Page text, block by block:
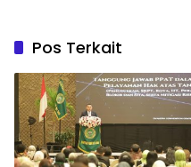
Pos Terkait